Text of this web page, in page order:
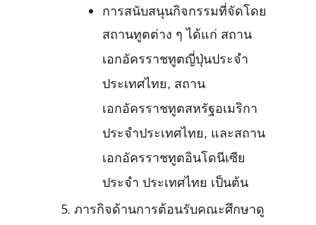
การสนับสนุนกิจกรรมที่จัดโดย
สถานทูตต่าง ๆ ได้แก่ สถาน
เอกอัครราชทูตญี่ปุ่นประจำ
ประเทศไทย, สถาน
เอกอัครราชทูตสหรัฐอเมริกา
ประจำประเทศไทย, และสถาน
เอกอัครราชทูตอินโดนีเซีย
ประจำ ประเทศไทย เป็นต้น
ภารกิจด้านการต้อนรับคณะศึกษาดู